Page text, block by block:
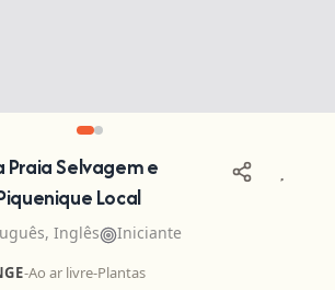
Praia Selvagem e
Local
Inglês Iniciante
-Ao ar livre-Plantas